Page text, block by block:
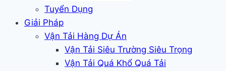
Tuyển Dụng
Giải Pháp
Vận Tải Hàng Dự Án
Vận Tải Siêu Trường Siêu Trọng
Vận Tải Quá Khổ Quá Tải